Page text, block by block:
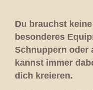
Du brauchst
besonderes
Schnuppern oder
kannst immer
dich kreieren.